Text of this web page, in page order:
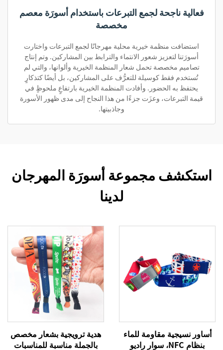
فعالية ناجحة لجمع التبرعات باستخدام أسورَة معصم
مخصصة
استضافت منظمة خيرية محلية مهرجانًا لجمع التبرعات واختارت
أسورَتنا لتعزيز شعور الانتماء والترابط بين المشاركين. وتم إنتاج
تصاميم مخصصة تحمل شعار المنظمة الخيرية وألوانها، والتي لم
تُستخدم فقط كوسيلة للتعرُّف على المشاركين، بل أيضًا كتذكارٍ
يحتفظ به الحضور. وأفادت المنظمة الخيرية بارتفاعٍ ملحوظٍ في
قيمة التبرعات، وعزَت جزءًا من هذا النجاح إلى مدى ظهور الأسورة
وجاذبيتها.
استكشف مجموعة أسورَة المهرجان
لدينا
أساور نسيجية مقاومة للماء
بنظام NFC، سوار راديو
هدية ترويجية بشعار مخصص
بالجملة مناسبة للمناسبات